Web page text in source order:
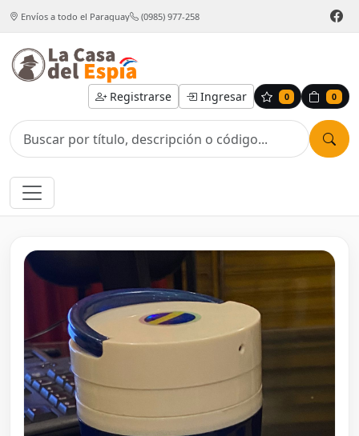
Envíos a todo el Paraguay (0985) 977-258
Registrarse Ingresar 0 0